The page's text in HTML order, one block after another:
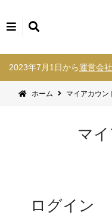
2023年7月1日から運営会
ホーム マイアカウン
マ
ログイン